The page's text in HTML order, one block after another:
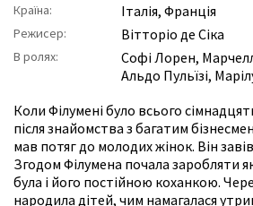
Країна: Італія, Франція
Режисер: Вітторіо де Сіка
В ролях: Софі Лорен,
Альдо Пульїзі,
Коли Філумені було всього
після знайомства з багатим
мав потяг до молодих жінок. Він
Згодом Філумена почала заробляти
була і його постійною коханкою.
народила дітей, чим намагалася